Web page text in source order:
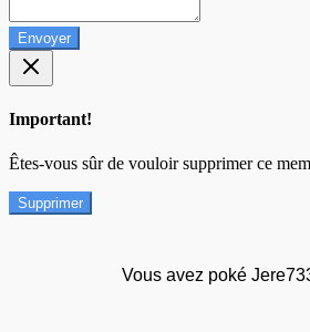
Envoyer
Important!
Êtes-vous sûr de vouloir supprimer ce
Supprimer
Vous avez poké